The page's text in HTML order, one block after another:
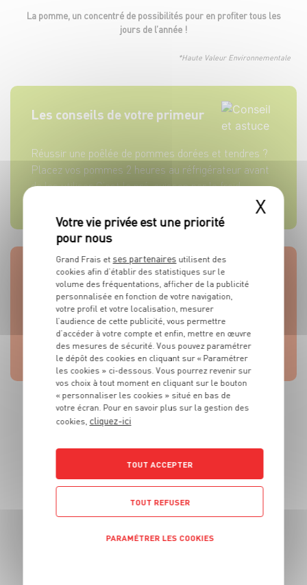
La pomme, un concentré de possibilités pour en profiter tous les
jours de l’année !
*Haute Valeur Environnementale
Les conseils de votre primeur
Réussir une poêlée de pommes dorées et tendres ?
Placez vos pommes 2 heures au réfrigérateur avant
de les utiliser. C’est la pré-cuisson par le froid.
Notre astuce
Si certains fruits mûrissent trop lentement à
votre goût, placez-les dans une corbeille avec des
pommes : ces dernières accéléreront leur
mûrissement.
RECETTES
Découvrez toutes nos recettes à base de
pommes.
X
Grand Frais et ses partenaires utilisent des
cookies afin d’établir des statistiques sur le
volume des fréquentations, afficher de la publicité
personnalisée en fonction de votre navigation,
votre profil et votre localisation, mesurer
l’audience de cette publicité, vous permettre
d’accéder à votre compte et enfin, mettre en œuvre
des mesures de sécurité. Vous pouvez paramétrer
le dépôt des cookies en cliquant sur « Paramétrer
les cookies » ci-dessous. Vous pourrez revenir sur
vos choix à tout moment en cliquant sur le bouton
« personnaliser les cookies » situé en bas de
votre écran. Pour en savoir plus sur la gestion des
cookies, cliquez-ici
TOUT ACCEPTER
TOUT REFUSER
PARAMÉTRER LES COOKIES